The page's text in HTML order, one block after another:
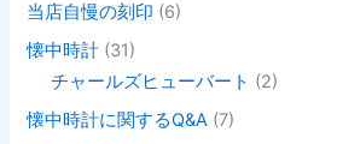
当店自慢の刻印 (6)
懐中時計 (31)
チャールズヒューバート (2)
懐中時計に関するQ&A (7)